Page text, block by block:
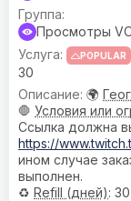
Просмотры
POPULAR
30
🌍
🛑 Условия или
Ссылка должна
https://
ином случае
выполнен.
♻️ Refill (дней): 30